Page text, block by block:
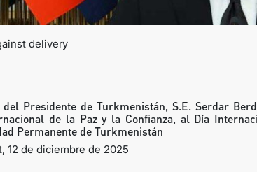
delivery
del Presidente de Turkmenistán, S.E. Serdar
de la Paz y la Confianza, al Día
Permanente de Turkmenistán
12 de diciembre de 2025